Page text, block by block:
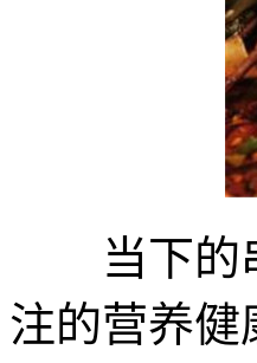
当下的串
注的营养